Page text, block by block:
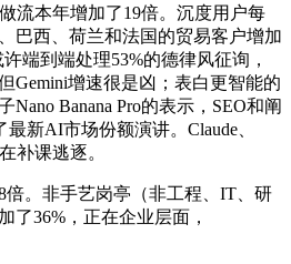
流本年增加了19倍。沉度用户每
巴西、荷兰和法国的贸易客户增加
端到端处理53%的德律风征询，
Gemini增速很是凶；表白更智能的
Banana Pro的表示，SEO和阐
最新AI市场份额演讲。Claude、
补课逃逐。
。非手艺岗亭（非工程、IT、研
了36%，正在企业层面，